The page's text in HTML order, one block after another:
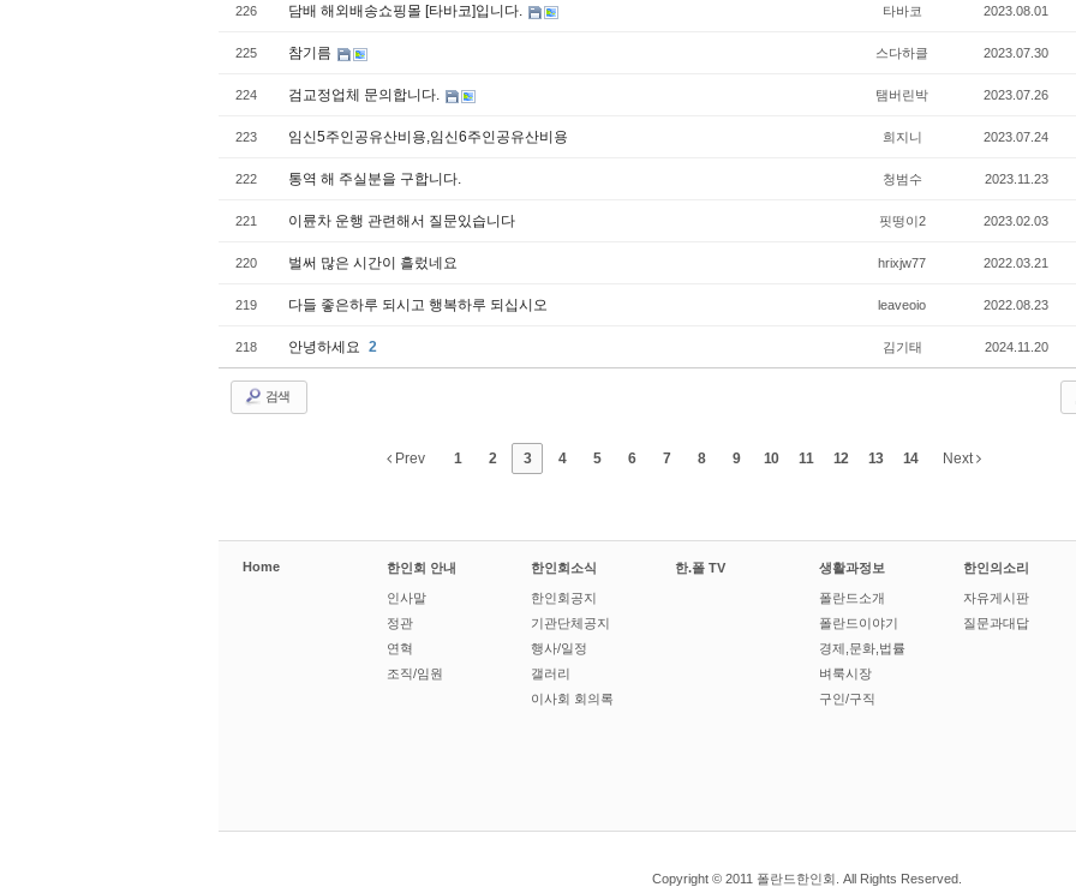
226 담배 해외배송쇼핑몰 [타바코]입니다. 타바코 2023.08.01
225 참기름 스다하클 2023.07.30
224 검교정업체 문의합니다. 탬버린박 2023.07.26
223 임­신5주인공유­산비용,임­신6주인공유­산비용 희지니 2023.07.24
222 통역 해 주실분을 구합니다. 청범수 2023.11.23
221 이륜차 운행 관련해서 질문있습니다 핏떵이2 2023.02.03
220 벌써 많은 시간이 흘렀네요 hrixjw77 2022.03.21
219 다들 좋은하루 되시고 행복하루 되십시오 leaveoio 2022.08.23
218 안녕하세요 2 김기태 2024.11.20
검색
Prev 1 2 3 4 5 6 7 8 9 10 11 12 13 14 Next
Home 한인회 안내
인사말
정관
연혁
조직/임원
한인회소식
한인회공지
기관단체공지
행사/일정
갤러리
이사회 회의록
한.폴 TV 생활과정보
폴란드소개
폴란드이야기
경제,문화,법률
벼룩시장
구인/구직
한인의소리
자유게시판
질문과대답
Copyright © 2011 폴란드한인회. All Rights Reserved.